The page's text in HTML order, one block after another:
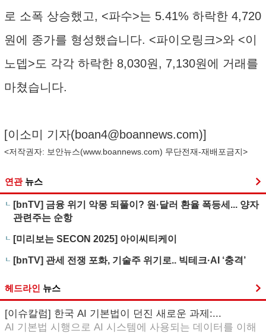
로 소폭 상승했고, <파수>는 5.41% 하락한 4,720
원에 종가를 형성했습니다. <파이오링크>와 <이
노뎁>도 각각 하락한 8,030원, 7,130원에 거래를
마쳤습니다.
[이소미 기자(boan4@boannews.com)]
<저작권자: 보안뉴스(www.boannews.com) 무단전재-재배포금지>
연관 뉴스
[bnTV] 금융 위기 악몽 되풀이? 원·달러 환율 폭등세... 양자
관련주는 순항
[미리보는 SECON 2025] 아이씨티케이
[bnTV] 관세 전쟁 포화, 기술주 위기로.. 빅테크·AI ‘충격’
헤드라인 뉴스
[이슈칼럼] 한국 AI 기본법이 던진 새로운 과제:...
AI 기본법 시행으로 AI 시스템에 사용되는 데이터를 이해